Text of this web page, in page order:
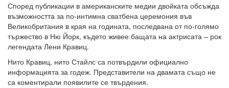
Според публикации в американските медии двойката обсъжда
възможността за по-интимна сватбена церемония във
Великобритания в края на годината, последвана от по-голямо
тържество в Ню Йорк, където живее бащата на актрисата – рок
легендата Лени Кравиц.
Нито Кравиц, нито Стайлс са потвърдили официално
информацията за годеж. Представители на двамата също не
са коментирали появилите се твърдения.